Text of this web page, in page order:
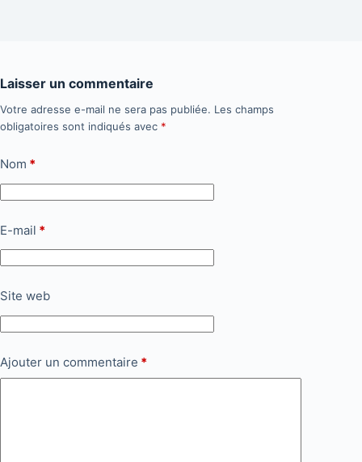
Laisser un commentaire
Votre adresse e-mail ne sera pas publiée. Les champs
obligatoires sont indiqués avec *
Nom *
E-mail *
Site web
Ajouter un commentaire *